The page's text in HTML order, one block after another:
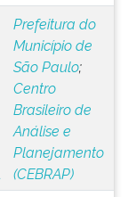
Prefeitura do
Município de
São Paulo;
Centro
Brasileiro de
Análise e
Planejamento
(CEBRAP)